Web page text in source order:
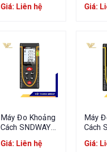
Giá: Liên hệ
100G
Giá:
Máy Đo Khoảng
Cách SNDWAY
Tia Đỏ
Giá: Liên hệ
Máy
Cách
Tia Đỏ
Giá: